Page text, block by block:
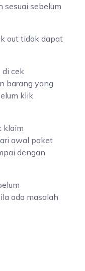
sesuai sebelum
out tidak dapat
di cek
barang yang
klik
klaim
awal paket
dengan
ada masalah